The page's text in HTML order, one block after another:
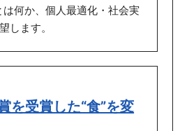
何か、個人最適化・社会実
します。
を受賞した“食”を変